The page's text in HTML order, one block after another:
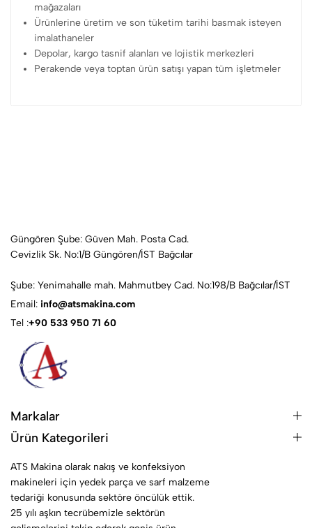
mağazaları
Ürünlerine üretim ve son tüketim tarihi basmak isteyen
imalathaneler
Depolar, kargo tasnif alanları ve lojistik merkezleri
Perakende veya toptan ürün satışı yapan tüm işletmeler
Güngören Şube: Güven Mah. Posta Cad.
Cevizlik Sk. No:1/B Güngören/İST Bağcılar
Şube: Yenimahalle mah. Mahmutbey Cad. No:198/B Bağcılar/İST
Email: info@atsmakina.com
Tel :+90 533 950 71 60
Markalar
Ürün Kategorileri
ATS Makina olarak nakış ve konfeksiyon
makineleri için yedek parça ve sarf malzeme
tedariği konusunda sektöre öncülük ettik.
25 yılı aşkın tecrübemizle sektörün